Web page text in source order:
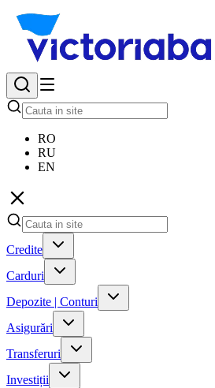
RO
RU
EN
Credite
Carduri
Depozite | Conturi
Asigurări
Transferuri
Investiții